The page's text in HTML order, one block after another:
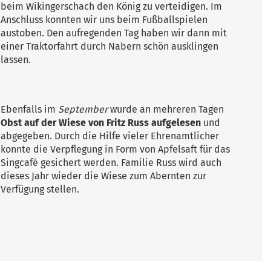
beim Wikingerschach den König zu verteidigen. Im
Anschluss konnten wir uns beim Fußballspielen
austoben. Den aufregenden Tag haben wir dann mit
einer Traktorfahrt durch Nabern schön ausklingen
lassen.
Ebenfalls im Septemberwurde an mehreren Tagen
Obst auf der Wiese von Fritz Russ aufgelesen und
abgegeben. Durch die Hilfe vieler Ehrenamtlicher
konnte die Verpflegung in Form von Apfelsaft für das
Singcafé gesichert werden. Familie Russ wird auch
dieses Jahr wieder die Wiese zum Abernten zur
Verfügung stellen.